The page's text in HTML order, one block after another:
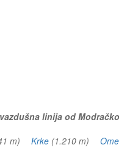
linija od
m) Krke (1.210 m)